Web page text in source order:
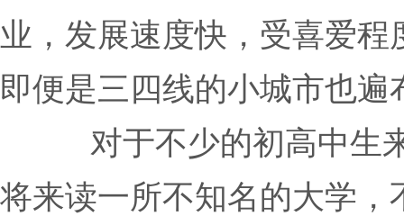
业，发展速度快，受喜爱
即便是三四线的小城市也遍
对于不少的初高中生
将来读一所不知名的大学